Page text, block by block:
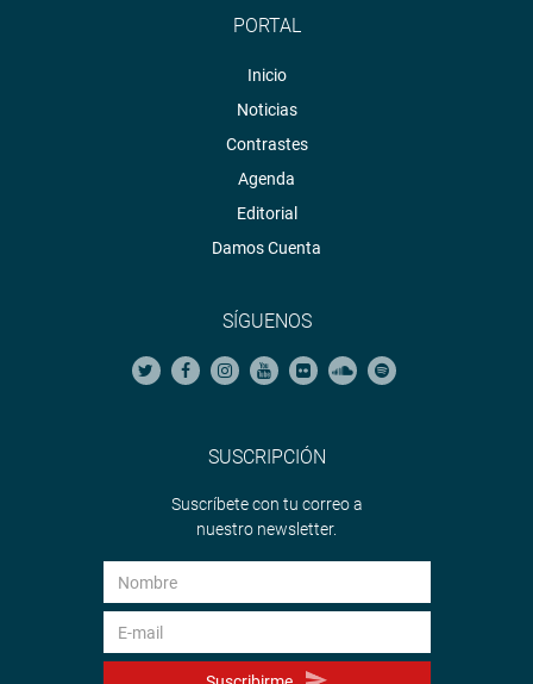
PORTAL
Inicio
Noticias
Contrastes
Agenda
Editorial
Damos Cuenta
SÍGUENOS
SUSCRIPCIÓN
Suscríbete con tu correo a
nuestro newsletter.